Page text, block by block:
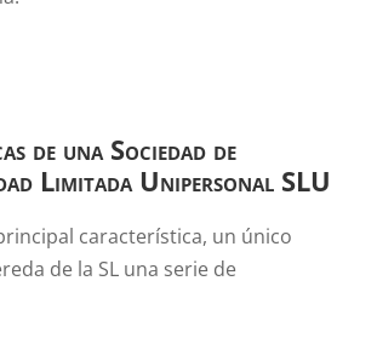
de una Sociedad de
Limitada Unipersonal SLU
característica, un único
de la SL una serie de